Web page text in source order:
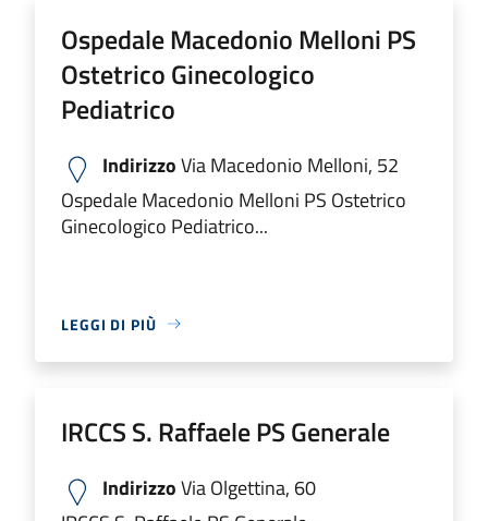
Ospedale Macedonio Melloni PS
Ostetrico Ginecologico
Pediatrico
IndirizzoVia Macedonio Melloni, 52
Ospedale Macedonio Melloni PS Ostetrico
Ginecologico Pediatrico...
LEGGI DI PIÙ
IRCCS S. Raffaele PS Generale
IndirizzoVia Olgettina, 60